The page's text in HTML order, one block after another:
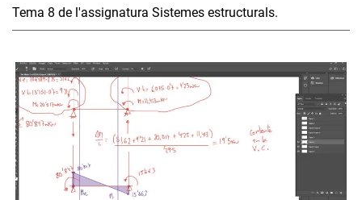
Tema 8 de l'assignatura Sistemes estructurals.